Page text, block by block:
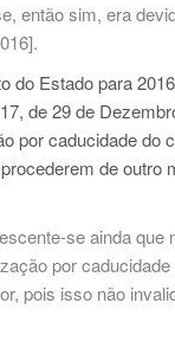
então sim, era
do Estado para
de 29 de
por caducidade
de outro
se ainda que
por
pois isso não